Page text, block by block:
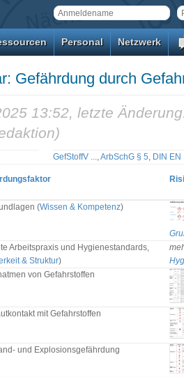
Personal Netzwerk
Gefährdung durch
13:52, letzte
GefStoffV ...,ArbSchG § 5, DIN EN
(Wissen & Kompetenz)
Arbeitspraxis und Hygienestandards,
& Struktur)
von Gefahrstoffen
mit Gefahrstoffen
und Explosionsgefährdung